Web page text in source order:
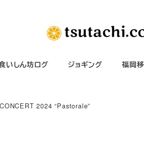
いしん坊ログ ジョギング 福岡
2024 “Pastorale”